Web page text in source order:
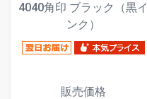
4040角印 ブラック（黒イ
ンク）
販売価格